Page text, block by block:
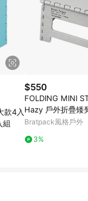
款4入
組
$550
FOLDING MINI
Bratpack風格戶外
3%